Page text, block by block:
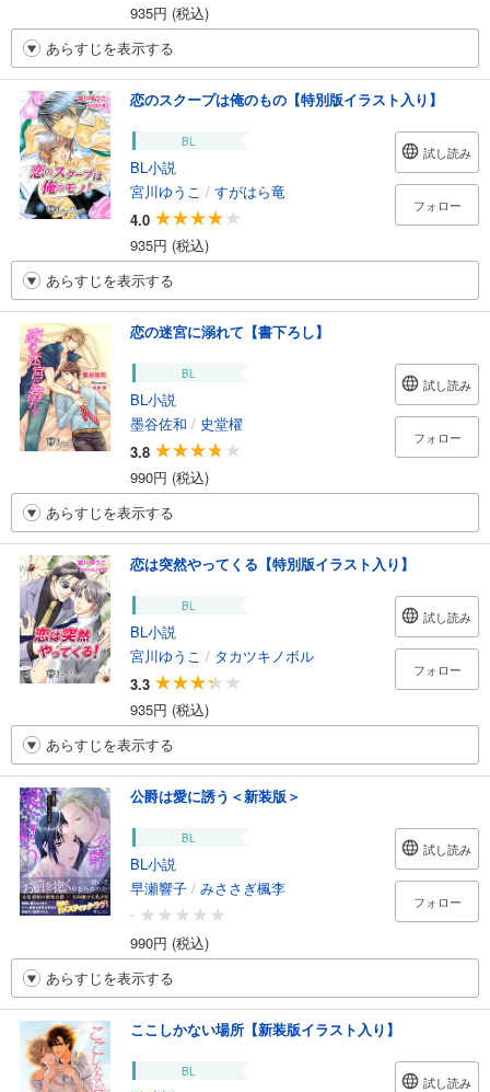
935円 (税込)
あらすじを表示する
恋のスクープは俺のもの【特別版イラスト入り】
BL
BL小説
宮川ゆうこ / すがはら竜
4.0
935円 (税込)
試し読み
フォロー
あらすじを表示する
恋の迷宮に溺れて【書下ろし】
BL
BL小説
墨谷佐和 / 史堂櫂
3.8
990円 (税込)
試し読み
フォロー
あらすじを表示する
恋は突然やってくる【特別版イラスト入り】
BL
BL小説
宮川ゆうこ / タカツキノボル
3.3
935円 (税込)
試し読み
フォロー
あらすじを表示する
公爵は愛に誘う＜新装版＞
BL
BL小説
早瀬響子 / みささぎ楓李
-
990円 (税込)
試し読み
フォロー
あらすじを表示する
ここしかない場所【新装版イラスト入り】
BL
試し読み